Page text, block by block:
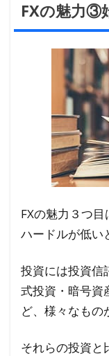
FXの魅力③
FXの魅力３つ
ハードルが低い
投資には投資信
式投資・暗号資
ど、様々なもの
それらの投資と